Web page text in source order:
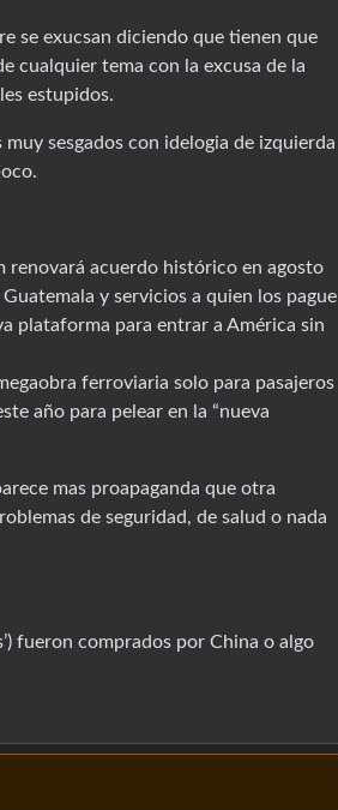
se exucsan diciendo que tienen que
cualquier tema con la excusa de la
estupidos.
sesgados con idelogia de izquierda
renovará acuerdo histórico en agosto
y servicios a quien los pague
plataforma para entrar a América sin
ferroviaria solo para pasajeros
año para pelear en la “nueva
mas proapaganda que otra
de seguridad, de salud o nada
fueron comprados por China o algo